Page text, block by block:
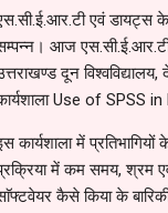
एवं डायट्स के
आज एस.सी.ई.आर.टी
दून
Use of SPSS
कार्यशाला में प्रतिभागियों
में कम समय, श्रम
कैसे किया के